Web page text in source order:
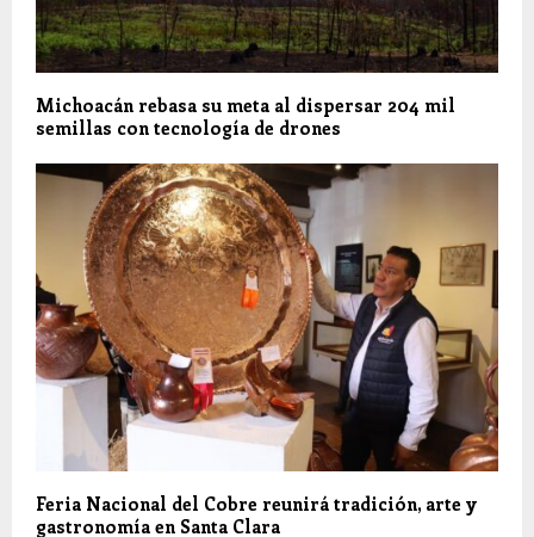
Michoacán rebasa su meta al dispersar 204 mil
semillas con tecnología de drones
Feria Nacional del Cobre reunirá tradición, arte y
gastronomía en Santa Clara